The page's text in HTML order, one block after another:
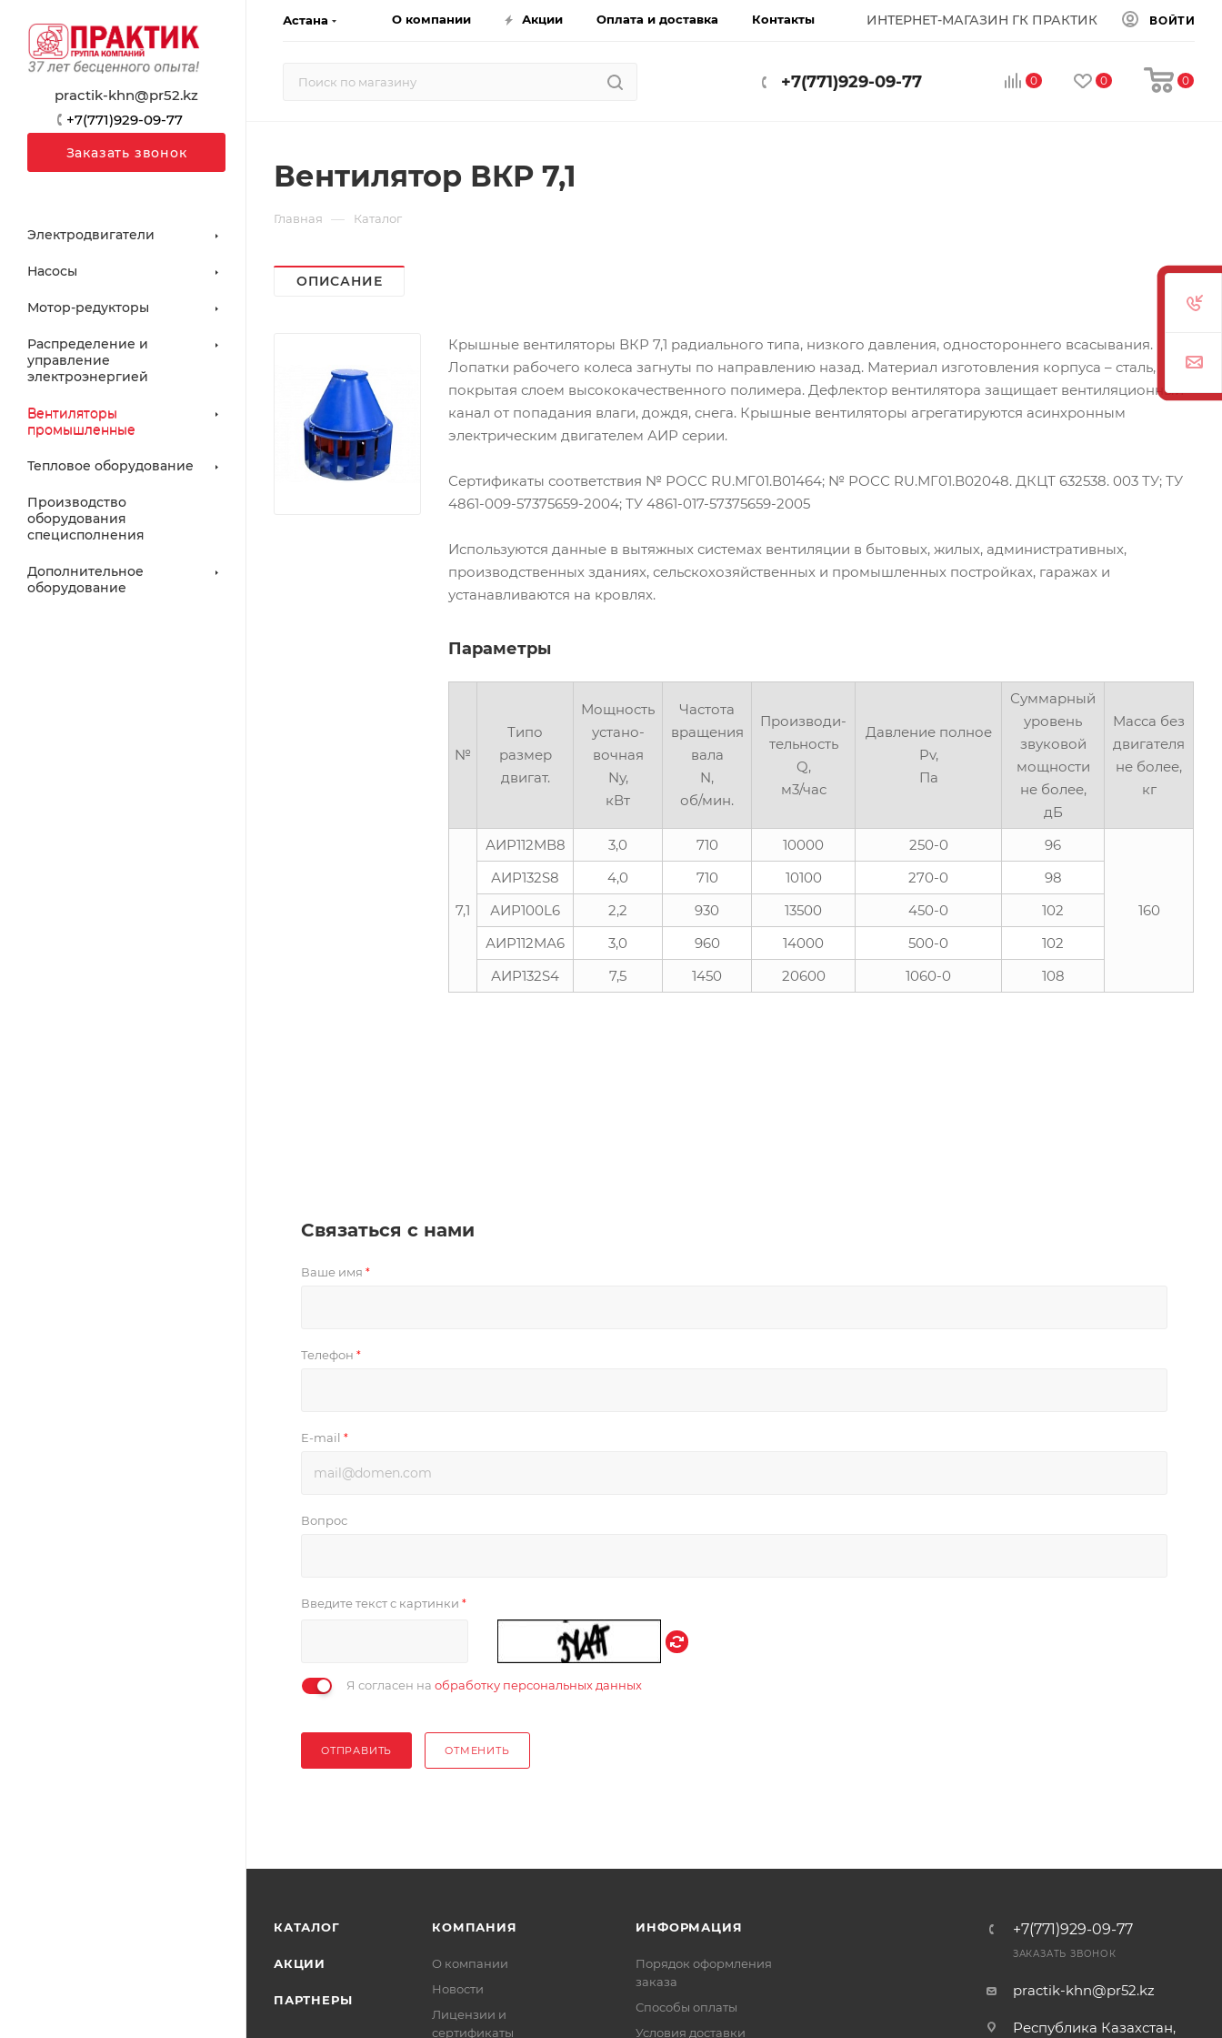
Астана О компании Акции Оплата и доставка Контакты ИНТЕРНЕТ-МАГАЗИН ГК ПРАКТИК ВОЙТИ
0 0 0
+7(771)929-09-77
practik-khn@pr52.kz
+7(771)929-09-77
Заказать звонок
Электродвигатели
Насосы
Мотор-редукторы
Распределение и
управление
электроэнергией
Вентиляторы
промышленные
Тепловое оборудование
Производство
оборудования
специсполнения
Дополнительное
оборудование
Вентилятор ВКР 7,1
Главная — Каталог
ОПИСАНИЕ
Крышные вентиляторы ВКР 7,1 радиального типа, низкого давления, одностороннего всасывания.
Лопатки рабочего колеса загнуты по направлению назад. Материал изготовления корпуса – сталь,
покрытая слоем высококачественного полимера. Дефлектор вентилятора защищает вентиляционный
канал от попадания влаги, дождя, снега. Крышные вентиляторы агрегатируются асинхронным
электрическим двигателем АИР серии.
Сертификаты соответствия № РОСС RU.МГ01.В01464; № РОСС RU.МГ01.В02048. ДКЦТ 632538. 003 ТУ; ТУ
4861-009-57375659-2004; ТУ 4861-017-57375659-2005
Используются данные в вытяжных системах вентиляции в бытовых, жилых, административных,
производственных зданиях, сельскохозяйственных и промышленных постройках, гаражах и
устанавливаются на кровлях.
Параметры
№
Типо
размер
двигат.
Мощность
устано-
вочная
Nу,
кВт
Частота
вращения
вала
N,
об/мин.
Производи-
тельность
Q,
м3/час
Давление полное
Pv,
Па
Суммарный
уровень
звуковой
мощности
не более,
дБ
Масса без
двигателя
не более,
кг
7,1
АИР112МВ8 3,0 710 10000 250-0 96
160
АИР132S8 4,0 710 10100 270-0
98
АИР100L6
2,2 930 13500 450-0
102
АИР112МА6
3,0 960 14000 500-0
102
АИР132S4
7,5 1450 20600 1060-0 108
Связаться с нами
Ваше имя *
Телефон *
E-mail *
Вопрос
Введите текст с картинки *
Я согласен на обработку персональных данных
ОТПРАВИТЬ ОТМЕНИТЬ
КАТАЛОГ
АКЦИИ
ПАРТНЕРЫ
КОМПАНИЯ
О компании
Новости
Лицензии и
сертификаты
ИНФОРМАЦИЯ
Порядок оформления
заказа
Способы оплаты
Условия доставки
+7(771)929-09-77
ЗАКАЗАТЬ ЗВОНОК
practik-khn@pr52.kz
Республика Казахстан,